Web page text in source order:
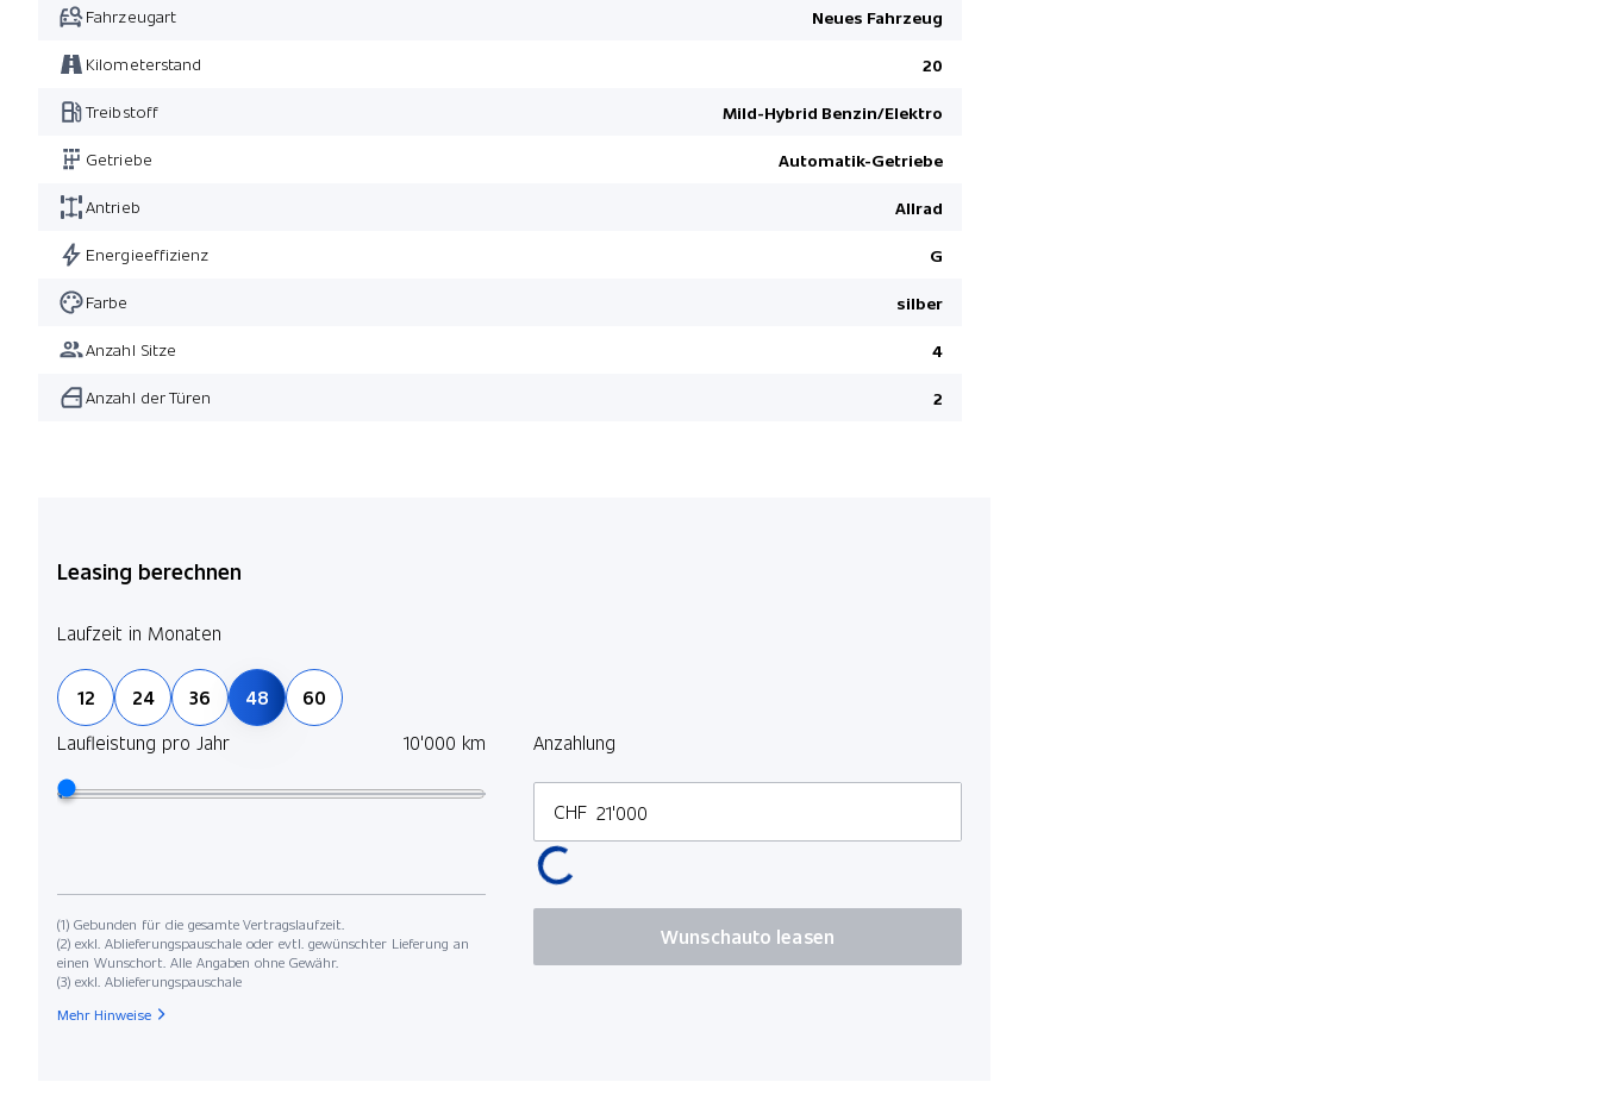
Windschott
Mittelkonsole in Mischgewebe
Multikontursitze Fahrer & Beifahrer
Leichtmetallräder 20" AMG Vielspeichen
AMG Line Premium Plus
Fahrzeugart Neues Fahrzeug
Kilometerstand 20
Treibstoff Mild-Hybrid Benzin/Elektro
Getriebe Automatik-Getriebe
Antrieb Allrad
Energieeffizienz G
Farbe silber
Anzahl Sitze 4
Anzahl der Türen 2
Leasing berechnen
Laufzeit in Monaten
12 24 36 48
60
Laufleistung pro Jahr
10'000 km Anzahlung
CHF
(1) Gebunden für die gesamte Vertragslaufzeit.
(2) exkl. Ablieferungspauschale oder evtl. gewünschter Lieferung an
einen Wunschort. Alle Angaben ohne Gewähr.
(3) exkl. Ablieferungspauschale
Wunschauto leasen
Mehr Hinweise